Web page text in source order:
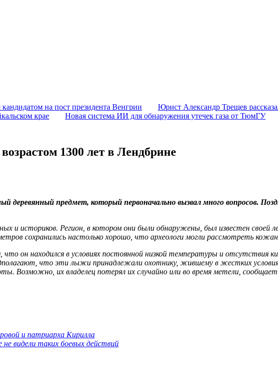
на пост президента Венгрии Юрист Александр Трещев
крае
Новая система ИИ для обнаружения утечек газа от ТюмГУ
1300 лет в Лендбрине
деревянный предмет, который первоначально вызвал много вопросов.
и историков. Регион, в котором они были обнаружены, был известен своей
сохранились настолько хорошо, что археологи могли рассмотреть
он находился в условиях постоянной низкой температуры и отсутствия
что эти лыжи принадлежали охотнику, жившему в жестких
Возможно, их владелец потерял их случайно или во время метели,
и патриарха Кирилла
видели таких боевых действий